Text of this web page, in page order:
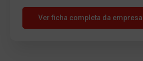
Ver ficha completa da empresa